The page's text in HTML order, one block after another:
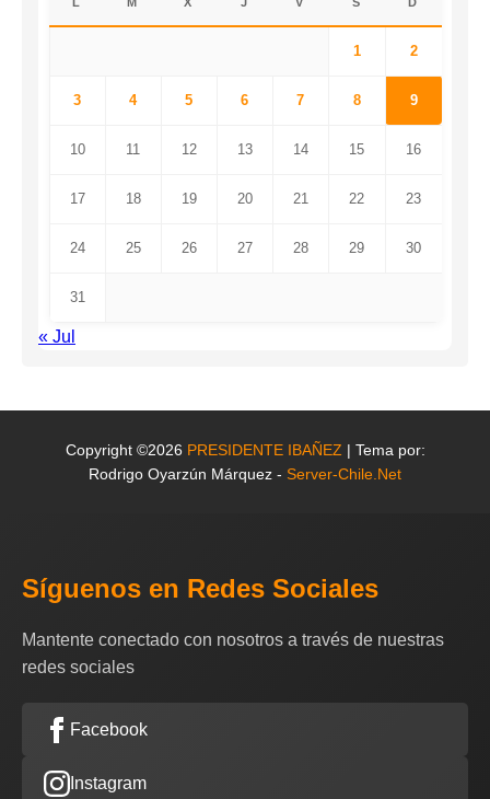
1 2
3 4 5 6 7 8 9
10 11 12 13 14 15 16
17 18 19 20 21 22 23
24 25 26 27 28 29 30
31
« Jul
Copyright ©2026 PRESIDENTE IBAÑEZ | Tema por:
Rodrigo Oyarzún Márquez - Server-Chile.Net
Síguenos en Redes Sociales
Mantente conectado con nosotros a través de nuestras
redes sociales
Facebook
Instagram